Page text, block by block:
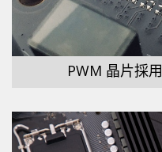
PWM 晶片採